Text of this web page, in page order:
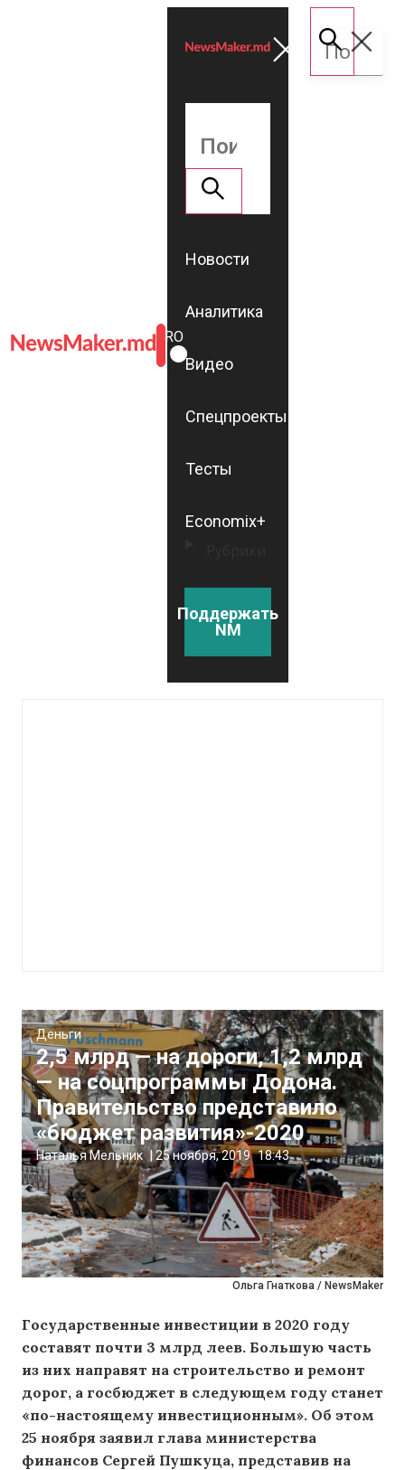
ROMÂNĂ
RU
Новости
Аналитика
Видео
Спецпроекты
Тесты
Economix+
Поддержать
NM
Ольга Гнаткова / NewsMaker
Деньги
2,5 млрд — на дороги, 1,2 млрд
— на соцпрограммы Додона.
Правительство представило
«бюджет развития»-2020
Наталья Мельник |25 ноября, 2019 18:43
Государственные инвестиции в 2020 году
составят почти 3 млрд леев. Большую часть
из них направят на строительство и ремонт
дорог, а госбюджет в следующем году станет
«по-настоящему инвестиционным». Об этом
25 ноября заявил глава министерства
финансов Сергей Пушкуца, представив на